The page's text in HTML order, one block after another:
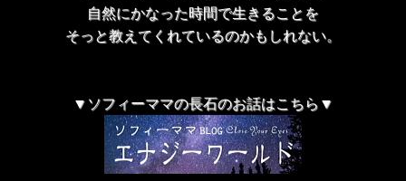
自然にかなった時間で生きることを
そっと教えてくれているのかもしれない。
▼ソフィーママの長石のお話はこちら▼